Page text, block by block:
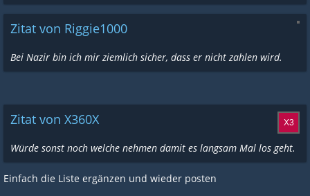
Zitat von Riggie1000
Bei Nazir bin ich mir ziemlich sicher, dass er nicht zahlen wird.
Zitat von X360X
Würde sonst noch welche nehmen damit es langsam Mal los geht.
Einfach die Liste ergänzen und wieder posten